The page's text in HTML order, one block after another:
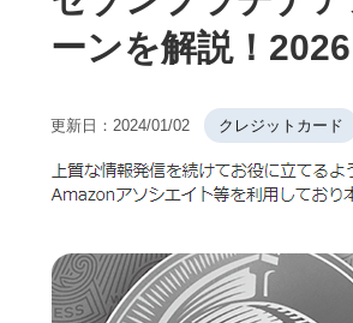
ーンを解説！2026
更新日： 2024/01/02 クレジットカード